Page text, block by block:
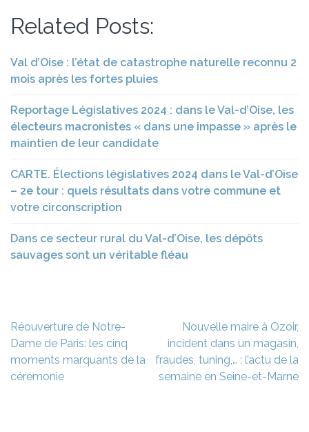
Related Posts:
Val d’Oise : l’état de catastrophe naturelle reconnu 2
mois après les fortes pluies
Reportage Législatives 2024 : dans le Val-d’Oise, les
électeurs macronistes « dans une impasse » après le
maintien de leur candidate
CARTE. Élections législatives 2024 dans le Val-d’Oise
– 2e tour : quels résultats dans votre commune et
votre circonscription
Dans ce secteur rural du Val-d’Oise, les dépôts
sauvages sont un véritable fléau
Navigation
de
l’article
Réouverture de Notre-
Dame de Paris: les cinq
moments marquants de la
cérémonie
Nouvelle maire à Ozoir,
incident dans un magasin,
fraudes, tuning,… : l’actu de la
semaine en Seine-et-Marne